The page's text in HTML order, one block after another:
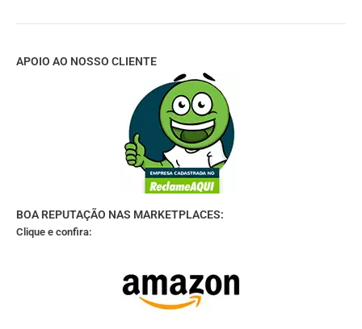
APOIO AO NOSSO CLIENTE
BOA REPUTAÇÃO NAS MARKETPLACES:
Clique e confira: